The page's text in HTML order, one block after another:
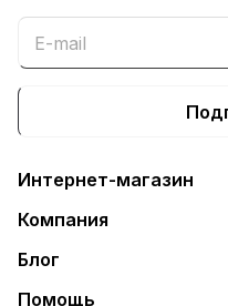
Интернет-магазин
Компания
Блог
Помощь